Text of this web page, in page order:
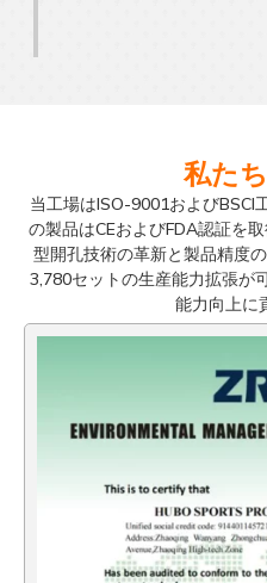
私た
当工場はISO-9001およびBSCI
の製品はCEおよびFDA認証を
型開孔技術の革新と製品精度
3,780セットの生産能力拡張が
能力向上に